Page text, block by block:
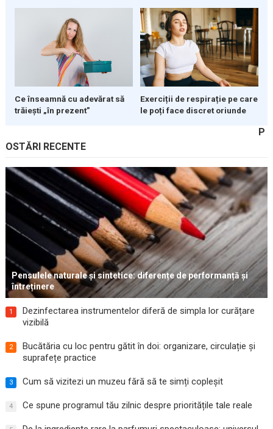
Ce înseamnă cu adevărat să
trăiești „în prezent”
Exerciții de respirație pe care
le poți face discret oriunde
P
OSTĂRI RECENTE
Pensulele naturale și sintetice: diferențe de performanță și
întreținere
1
Dezinfectarea instrumentelor diferă de simpla lor curățare
vizibilă
2
Bucătăria cu loc pentru gătit în doi: organizare, circulație și
suprafețe practice
3 Cum să vizitezi un muzeu fără să te simți copleșit
4 Ce spune programul tău zilnic despre prioritățile tale reale